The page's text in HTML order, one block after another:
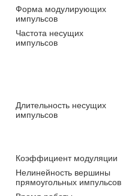
Форма модулирующих
импульсов
Частота несущих
импульсов
Длительность несущих
импульсов
Коэффициент модуляции
Нелинейность вершины
прямоугольных импульсов